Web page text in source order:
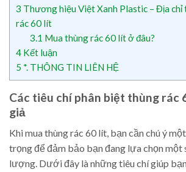
3 Thương hiệu Việt Xanh Plastic – Địa chỉ
rác 60 lít
3.1 Mua thùng rác 60 lít ở đâu?
4 Kết luận
5 *. THÔNG TIN LIÊN HỆ
Các tiêu chí phân biệt thùng rác
giả
Khi mua thùng rác 60 lít, bạn cần chú ý
trọng để đảm bảo bạn đang lựa chọn một
lượng. Dưới đây là những tiêu chí giúp